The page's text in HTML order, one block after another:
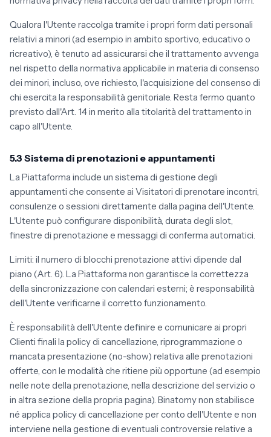
Qualora l'Utente raccolga tramite i propri form dati personali
relativi a minori (ad esempio in ambito sportivo, educativo o
ricreativo), è tenuto ad assicurarsi che il trattamento avvenga
nel rispetto della normativa applicabile in materia di consenso
dei minori, incluso, ove richiesto, l'acquisizione del consenso di
chi esercita la responsabilità genitoriale. Resta fermo quanto
previsto dall'Art. 14 in merito alla titolarità del trattamento in
capo all'Utente.
5.3 Sistema di prenotazioni e appuntamenti
La Piattaforma include un sistema di gestione degli
appuntamenti che consente ai Visitatori di prenotare incontri,
consulenze o sessioni direttamente dalla pagina dell'Utente.
L'Utente può configurare disponibilità, durata degli slot,
finestre di prenotazione e messaggi di conferma automatici.
Limiti: il numero di blocchi prenotazione attivi dipende dal
piano (Art. 6). La Piattaforma non garantisce la correttezza
della sincronizzazione con calendari esterni; è responsabilità
dell'Utente verificarne il corretto funzionamento.
È responsabilità dell'Utente definire e comunicare ai propri
Clienti finali la policy di cancellazione, riprogrammazione o
mancata presentazione (no-show) relativa alle prenotazioni
offerte, con le modalità che ritiene più opportune (ad esempio
nelle note della prenotazione, nella descrizione del servizio o
in altra sezione della propria pagina). Binatomy non stabilisce
né applica policy di cancellazione per conto dell'Utente e non
interviene nella gestione di eventuali controversie relative a